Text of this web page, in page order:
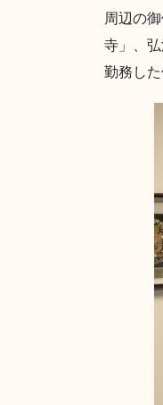
周辺の
寺」、
勤務し